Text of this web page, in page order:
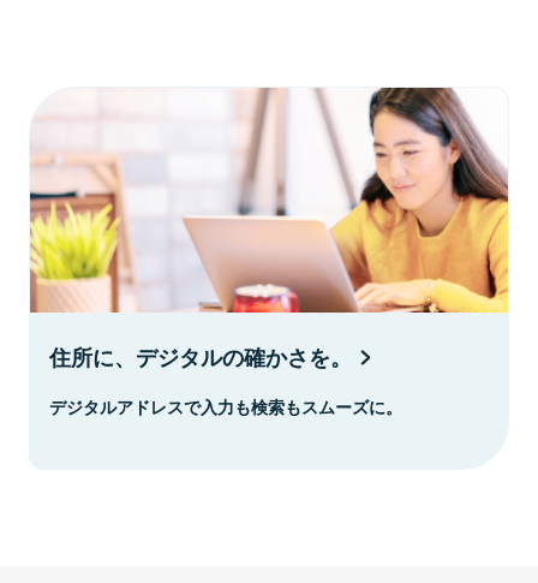
住所に、デジタルの確かさを。
デジタルアドレスで入力も検索もスムーズに。